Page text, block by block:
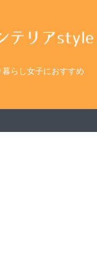
らし女子におすすめ